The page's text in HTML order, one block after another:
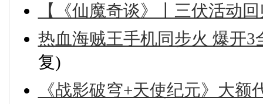
【《仙魔奇谈》丨三伏活动
热血海贼王手机同步火 爆开3
复)
《战影破穹+天使纪元》大